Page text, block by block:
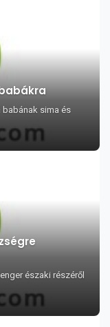
babának sima és
északi részéről